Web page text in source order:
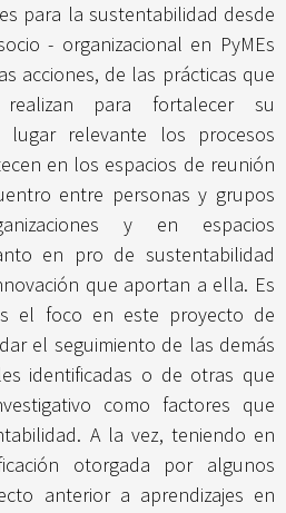
para la sustentabilidad desde
- organizacional en PyMEs
acciones, de las prácticas que
realizan para fortalecer su
lugar relevante los procesos
en los espacios de reunión
entre personas y grupos
y en espacios
en pro de sustentabilidad
que aportan a ella. Es
el foco en este proyecto de
el seguimiento de las demás
identificadas o de otras que
como factores que
A la vez, teniendo en
otorgada por algunos
anterior a aprendizajes en